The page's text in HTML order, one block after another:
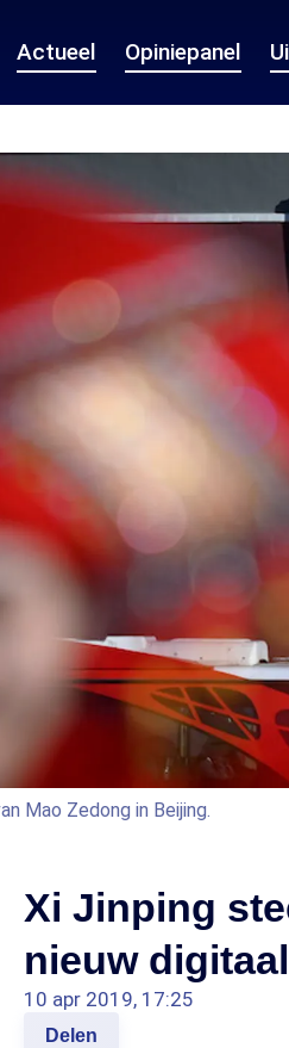
Actueel Opiniepanel
Mao Zedong in Beijing.
Xi Jinping
nieuw
10 apr 2019, 17:25
Delen